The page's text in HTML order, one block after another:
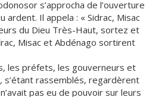
s’approcha de l’ouverture
ardent. Il appela : « Sidrac, Misac
du Dieu Très-Haut, sortez et
Misac et Abdénago sortirent
les préfets, les gouverneurs et
s’étant rassemblés, regardèrent
pas eu de pouvoir sur leurs